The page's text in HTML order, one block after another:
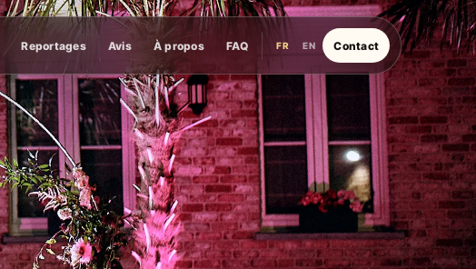
Reportages Avis À propos FAQ FR EN Contact